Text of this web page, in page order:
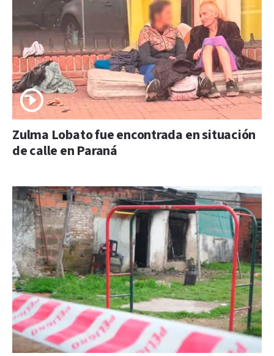
Zulma Lobato fue encontrada en situación
de calle en Paraná